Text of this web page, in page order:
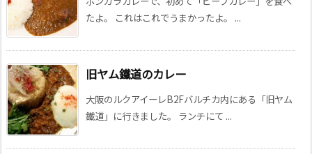
たよ。 これはこれでうまかったよ。 ...
旧ヤム鐵道のカレー
大阪のルクアイーレB2Fバルチカ内にある「旧ヤム
鐵道」に行きました。 ランチにて ...